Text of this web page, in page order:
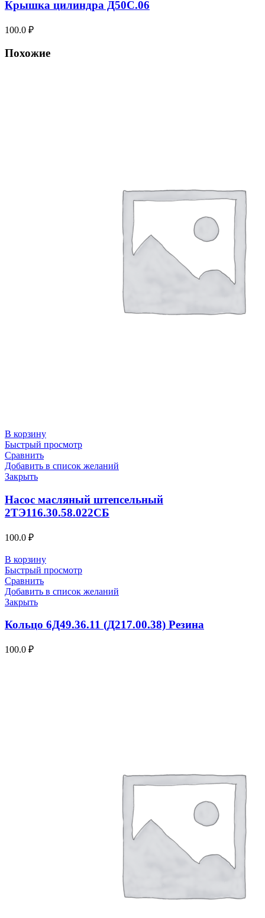
Крышка цилиндра Д50С.06
100.0 ₽
Похожие
В корзину
Быстрый просмотр
Сравнить
Добавить в список желаний
Закрыть
Насос масляный штепсельный
2ТЭ116.30.58.022СБ
100.0 ₽
В корзину
Быстрый просмотр
Сравнить
Добавить в список желаний
Закрыть
Кольцо 6Д49.36.11 (Д217.00.38) Резина
100.0 ₽